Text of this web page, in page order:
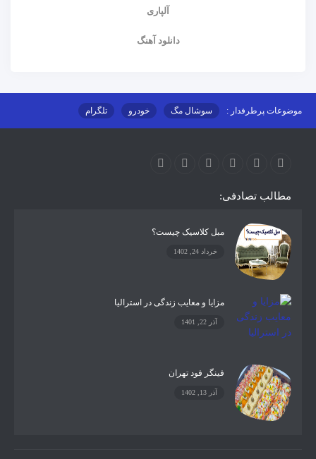
آلپاری
دانلود آهنگ
موضوعات پرطرفدار : سوشال مگ خودرو تلگرام
مطالب تصادفی:
مبل کلاسیک چیست؟
خرداد 24, 1402
مزایا و معایب زندگی در استرالیا
آذر 22, 1401
فینگر فود تهران
آذر 13, 1402